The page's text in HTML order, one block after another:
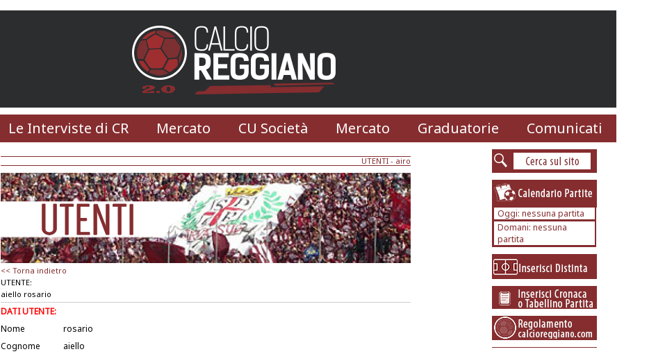
Le Interviste di CR Mercato CU Società Mercato Graduatorie Comunicati
UTENTI - airo
<< Torna indietro
UTENTE:
aiello rosario
DATI UTENTE:
Nome
rosario
Cognome
aiello
Oggi: nessuna partita
Domani: nessuna
partita